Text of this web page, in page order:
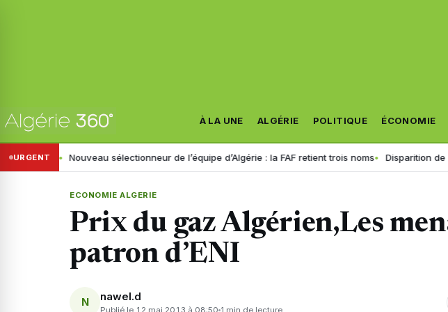
À LA UNE ALGÉRIE POLITIQUE ÉCONOMIE
URGENTNouveau sélectionneur de l’équipe d’Algérie : la FAF retient trois noms Disparition de
ECONOMIE ALGERIE
Prix du gaz Algérien,Les
patron d’ENI
N nawel.d
Publié le 12 mai 2013 à 08:50 1 min de lecture